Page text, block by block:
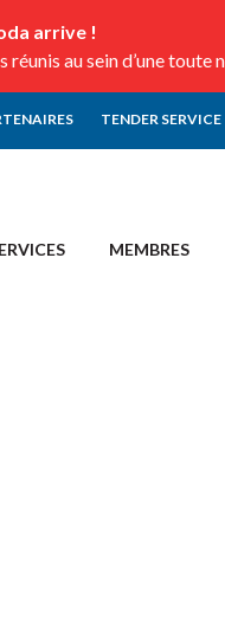
arrive !
au sein d’une
TENDER SERVICE
MEMBRES